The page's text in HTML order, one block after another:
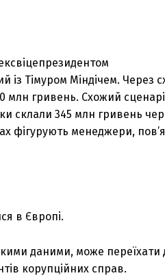
із Тімуром Міндічем. Через
млн гривень. Схожий
склали 345 млн гривень
фігурують менеджери,
в Європі.
даними, може переїхати
корупційних справ.